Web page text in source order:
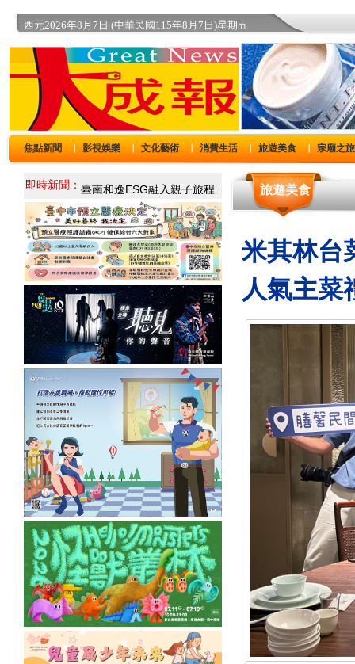
西元2026年8月7日 (中華民國115年8月7日)星期五
焦點新聞 影視娛樂 文化藝術 消費生活 旅遊美食 宗廟之旅
即時新聞： 旅遊美食
米其林台
人氣主菜